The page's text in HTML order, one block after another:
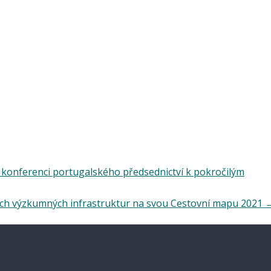
konferenci portugalského předsednictví k pokročilým
výzkumných infrastruktur na svou Cestovní mapu 2021